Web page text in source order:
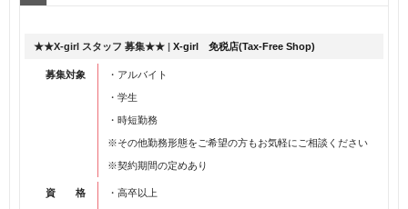
★★X-girl スタッフ 募集★★ | X-girl 免税店(Tax-Free Shop)
募集対象 ・アルバイト
・学生
・時短勤務
※その他勤務形態をご希望の方もお気軽にご相談ください
※契約期間の定めあり
資 格 ・高卒以上